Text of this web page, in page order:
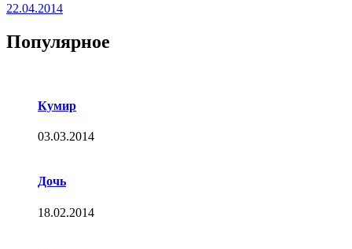
22.04.2014
Популярное
Кумир
03.03.2014
Дочь
18.02.2014